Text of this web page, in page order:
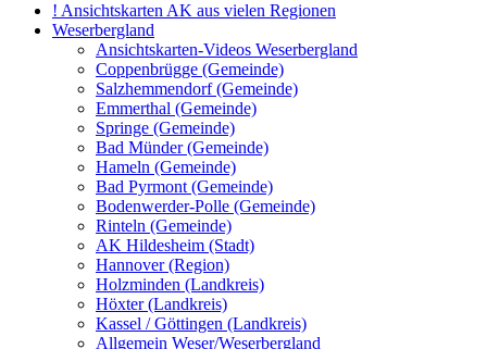
! Ansichtskarten AK aus vielen Regionen
Weserbergland
Ansichtskarten-Videos Weserbergland
Coppenbrügge (Gemeinde)
Salzhemmendorf (Gemeinde)
Emmerthal (Gemeinde)
Springe (Gemeinde)
Bad Münder (Gemeinde)
Hameln (Gemeinde)
Bad Pyrmont (Gemeinde)
Bodenwerder-Polle (Gemeinde)
Rinteln (Gemeinde)
AK Hildesheim (Stadt)
Hannover (Region)
Holzminden (Landkreis)
Höxter (Landkreis)
Kassel / Göttingen (Landkreis)
Allgemein Weser/Weserbergland